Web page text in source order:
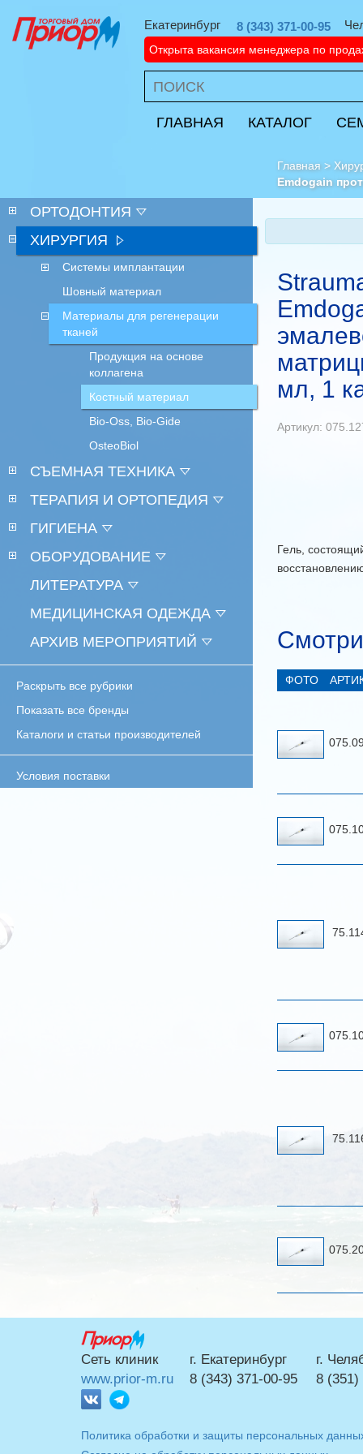
Екатеринбург 8 (343) 371-00-95
Открыта вакансия менеджера по
ГЛАВНАЯ КАТАЛОГ
Главная>
Emdogain
ОРТОДОНТИЯ
ХИРУРГИЯ
Системы имплантации
Шовный материал
Материалы для регенерации
тканей
Продукция на основе
коллагена
Костный материал
Bio-Oss, Bio-Gide
OsteoBiol
СЪЕМНАЯ ТЕХНИКА
ТЕРАПИЯ И ОРТОПЕДИЯ
ГИГИЕНА
ОБОРУДОВАНИЕ
ЛИТЕРАТУРА
МЕДИЦИНСКАЯ ОДЕЖДА
АРХИВ МЕРОПРИЯТИЙ
Раскрыть все рубрики
Показать все бренды
Каталоги и статьи производителей
Условия поставки
мл, 1
Артикул:
Гель,
ФОТО
Сеть клиник
www.prior-m.ru
г. Екатеринбург
8 (343) 371-00-95
г.
8 (351)
Политика обработки и защиты персональных